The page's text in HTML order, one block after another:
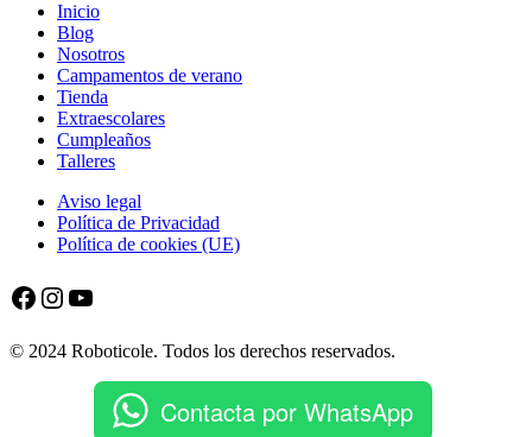
Inicio
Blog
Nosotros
Campamentos de verano
Tienda
Extraescolares
Cumpleaños
Talleres
Aviso legal
Política de Privacidad
Política de cookies (UE)
Facebook
Instagram
YouTube
© 2024 Roboticole. Todos los derechos reservados.
Contacta por WhatsApp